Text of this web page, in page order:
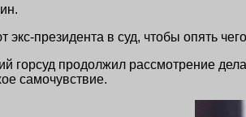
экс-президента в суд, чтобы опять
горсуд продолжил рассмотрение
самочувствие.